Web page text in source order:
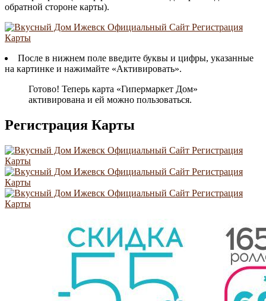
обратной стороне карты).
После в нижнем поле введите буквы и цифры, указанные
на картинке и нажимайте «Активировать».
Готово! Теперь карта «Гипермаркет Дом»
активирована и ей можно пользоваться.
Регистрация Карты